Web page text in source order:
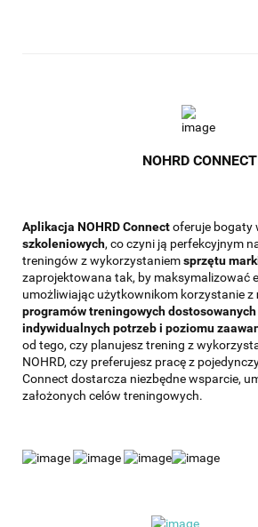
NOHRD CONNECT
Aplikacja NOHRD Connectoferuje bogaty
szkoleniowych, co czyni ją perfekcyjnym
treningów z wykorzystaniemsprzętu
zaprojektowana tak, by maksymalizować
umożliwiając użytkownikom korzystanie z
programów treningowych
indywidualnych potrzeb i poziomu
od tego, czy planujesz trening z
NOHRD, czy preferujesz pracę z
Connect dostarcza niezbędne wsparcie,
założonych celów treningowych.